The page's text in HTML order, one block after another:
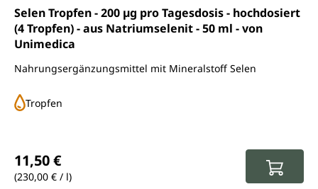
Durchschnittliche Bewertung von 4.7 von 5 Sternen
Selen Tropfen - 200 µg pro Tagesdosis - hochdosiert
(4 Tropfen) - aus Natriumselenit - 50 ml - von
Unimedica
Nahrungsergänzungsmittel mit Mineralstoff Selen
Tropfen
11,50 €
(230,00 € / l)